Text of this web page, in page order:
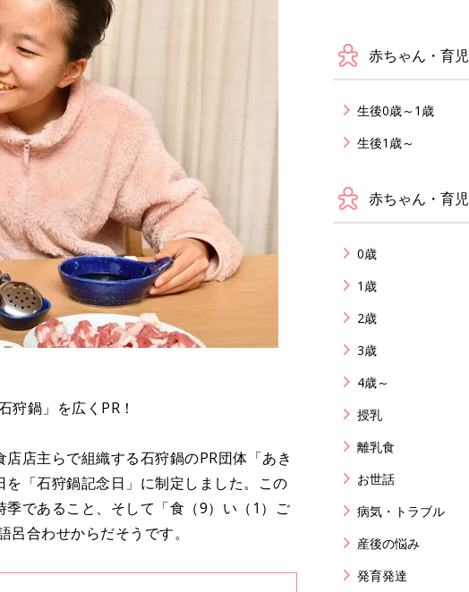
鍋」を広くPR！
店主らで組織する石狩鍋のPR団体「あき
「石狩鍋記念日」に制定しました。この
であること、そして「食（9）い（1）ご
呂合わせからだそうです。
赤ちゃん・育児
生後0歳～1歳
生後1歳～
赤ちゃん・育児
0歳
1歳
2歳
3歳
4歳～
授乳
離乳食
お世話
病気・トラブル
産後の悩み
発育発達